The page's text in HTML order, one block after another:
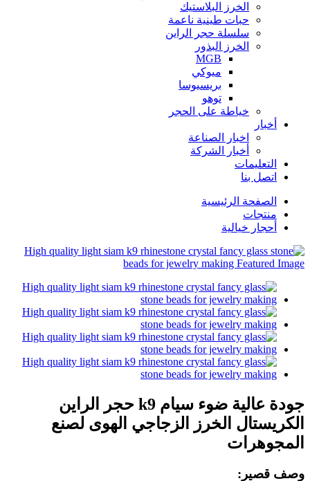
الخرز البلاستيك
حبات طينية ناعمة
سلسلة حجر الراين
الخرز البذور
MGB
ميوكي
بريسيوسا
توهو
خياطة على الحجر
أخبار
اخبار الصناعة
أخبار الشركة
التعليمات
اتصل بنا
الصفحة الرئيسية
منتجات
أحجار خيالية
جودة عالية ضوء سيام k9 حجر الراين
الكريستال الخرز الزجاجي الهوى لصنع
المجوهرات
وصف قصير: